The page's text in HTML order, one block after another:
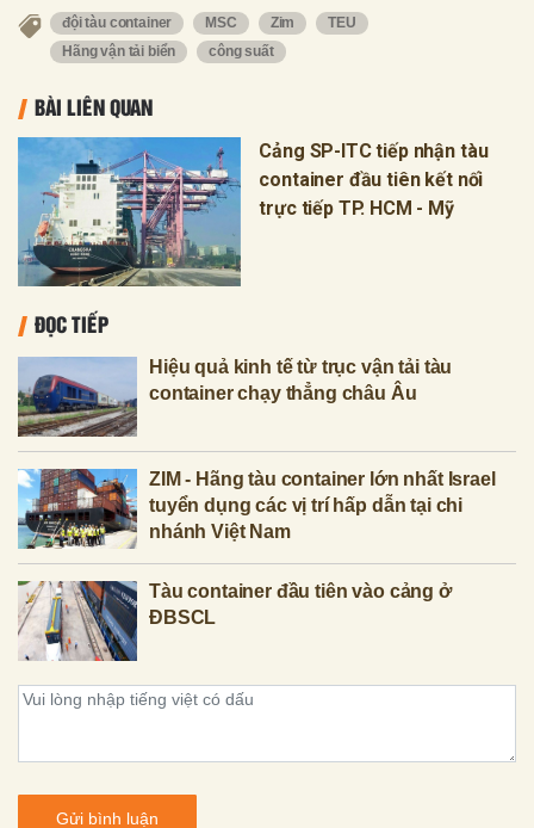
đội tàu container MSC Zim
TEU
Hãng vận tải biển
công suất
BÀI LIÊN QUAN
Cảng SP-ITC tiếp nhận tàu
container đầu tiên kết nối
trực tiếp TP. HCM - Mỹ
ĐỌC TIẾP
Hiệu quả kinh tế từ trục vận tải tàu
container chạy thẳng châu Âu
ZIM - Hãng tàu container lớn nhất Israel
tuyển dụng các vị trí hấp dẫn tại chi
nhánh Việt Nam
​Tàu container đầu tiên vào cảng ở
ĐBSCL
Gửi bình luận